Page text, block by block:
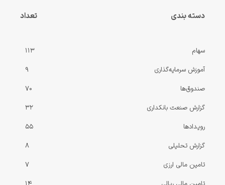
دسته بندی تعداد
سهام
113
آموزش سرمایه‌گذاری
9
صندوق‌ها
70
گزارش صنعت بانکداری
32
رویدادها
55
گزارش‌ تحلیلی
8
تامین مالی ارزی
7